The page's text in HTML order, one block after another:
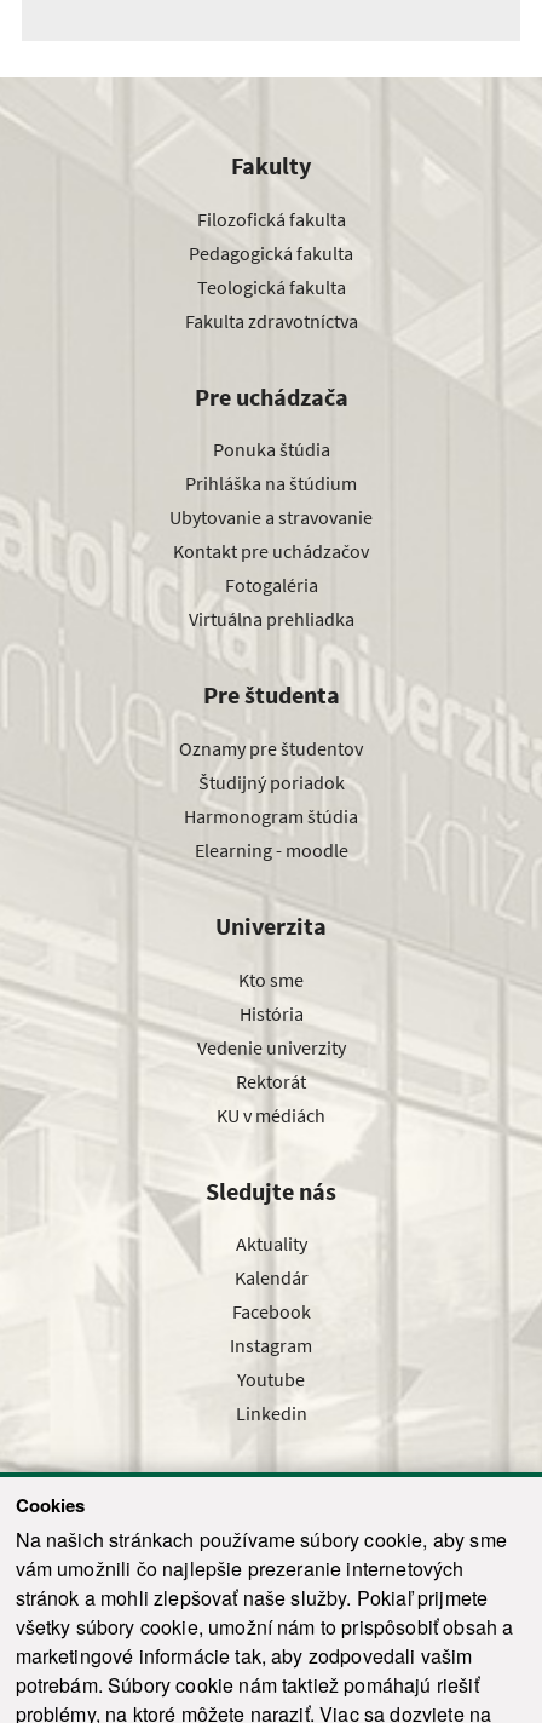
Cookies
Na našich stránkach používame súbory cookie, aby sme
vám umožnili čo najlepšie prezeranie internetových
stránok a mohli zlepšovať naše služby. Pokiaľ prijmete
všetky súbory cookie, umožní nám to prispôsobiť obsah a
marketingové informácie tak, aby zodpovedali vašim
potrebám. Súbory cookie nám taktiež pomáhajú riešiť
problémy, na ktoré môžete naraziť. Viac sa dozviete na
Fakulty
Filozofická fakulta
Pedagogická fakulta
Teologická fakulta
Fakulta zdravotníctva
Pre uchádzača
Ponuka štúdia
Prihláška na štúdium
Ubytovanie a stravovanie
Kontakt pre uchádzačov
Fotogaléria
Virtuálna prehliadka
Pre študenta
Oznamy pre študentov
Študijný poriadok
Harmonogram štúdia
Elearning - moodle
Univerzita
Kto sme
História
Vedenie univerzity
Rektorát
KU v médiách
Sledujte nás
Aktuality
Kalendár
Facebook
Instagram
Youtube
Linkedin
Odoslať